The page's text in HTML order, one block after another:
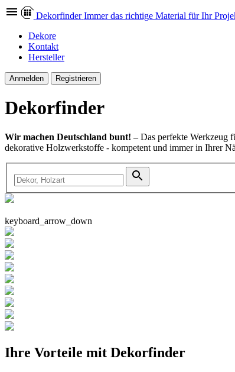
Dekorfinder Immer das richtige Material für Ihr
Dekore
Kontakt
Hersteller
Anmelden Registrieren
Dekorfinder
Wir machen Deutschland bunt! –Das perfekte Werkzeug
dekorative Holzwerkstoffe - kompetent und immer in Ihrer
keyboard_arrow_down
Ihre Vorteile mit Dekorfinder